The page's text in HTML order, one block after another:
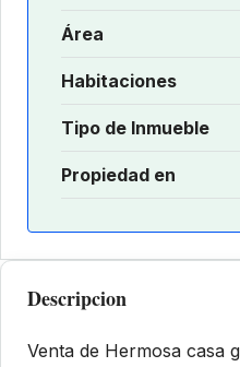
Área
Habitaciones
Tipo de Inmueble
Propiedad en
Descripcion
Venta de Hermosa casa